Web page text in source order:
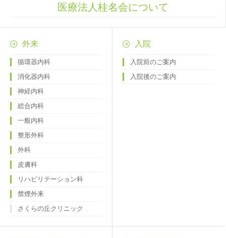
医療法人桂名会について
外来
循環器内科
消化器内科
神経内科
総合内科
一般内科
整形外科
外科
皮膚科
リハビリテーション科
禁煙外来
さくらの丘クリニック
入院
入院前のご案内
入院後のご案内